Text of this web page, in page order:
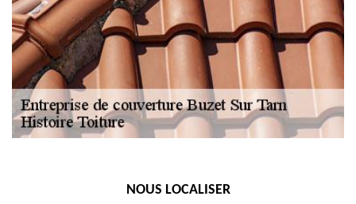
NOUS LOCALISER